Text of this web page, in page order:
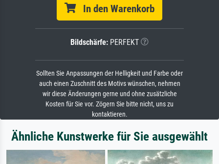
In den Warenkorb
Bildschärfe: PERFEKT
Sollten Sie Anpassungen der Helligkeit und Farbe oder
auch einen Zuschnitt des Motivs wünschen, nehmen
wir diese Änderungen gerne und ohne zusätzliche
Kosten für Sie vor. Zögern Sie bitte nicht, uns zu
kontaktieren.
Ähnliche Kunstwerke für Sie ausgewählt